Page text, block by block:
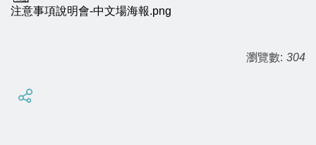
注意事項說明會-中文場海報.png
瀏覽數: 304